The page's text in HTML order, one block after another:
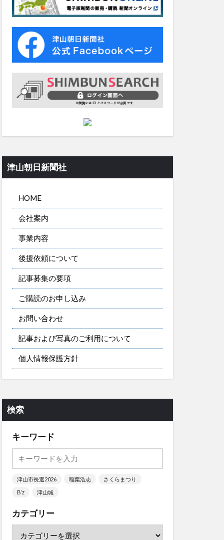
津山朝日新聞社
HOME
会社案内
事業内容
後援依頼について
記事募集の要項
ご購読のお申し込み
お問い合わせ
記事および写真のご利用について
個人情報保護方針
検索
キーワード
津山市長選2026 稲葉浩志
さくらまつり
B’z
津山城
カテゴリー